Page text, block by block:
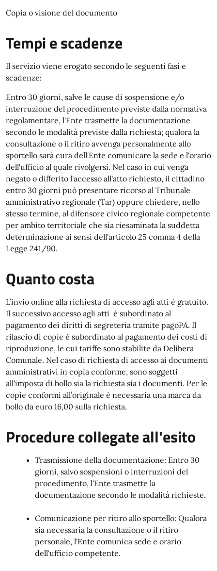
Copia o visione del documento
Tempi e scadenze
Il servizio viene erogato secondo le seguenti fasi e
scadenze:
Entro 30 giorni, salve le cause di sospensione e/o
interruzione del procedimento previste dalla normativa
regolamentare, l'Ente trasmette la documentazione
secondo le modalità previste dalla richiesta; qualora la
consultazione o il ritiro avvenga personalmente allo
sportello sarà cura dell'Ente comunicare la sede e l'orario
dell'ufficio al quale rivolgersi. Nel caso in cui venga
negato o differito l'accesso all'atto richiesto, il cittadino
entro 30 giorni può presentare ricorso al Tribunale
amministrativo regionale (Tar) oppure chiedere, nello
stesso termine, al difensore civico regionale competente
per ambito territoriale che sia riesaminata la suddetta
determinazione ai sensi dell'articolo 25 comma 4 della
Legge 241/90.
Quanto costa
L’invio online alla richiesta di accesso agli atti è gratuito.
Il successivo accesso agli atti è subordinato al
pagamento dei diritti di segreteria tramite pagoPA. Il
rilascio di copie è subordinato al pagamento dei costi di
riproduzione, le cui tariffe sono stabilite da Delibera
Comunale. Nel caso di richiesta di accesso ai documenti
amministrativi in copia conforme, sono soggetti
all'imposta di bollo sia la richiesta sia i documenti. Per le
copie conformi all’originale è necessaria una marca da
bollo da euro 16,00 sulla richiesta.
Procedure collegate all'esito
Trasmissione della documentazione: Entro 30
giorni, salvo sospensioni o interruzioni del
procedimento, l'Ente trasmette la
documentazione secondo le modalità richieste.
Comunicazione per ritiro allo sportello: Qualora
sia necessaria la consultazione o il ritiro
personale, l'Ente comunica sede e orario
dell'ufficio competente.